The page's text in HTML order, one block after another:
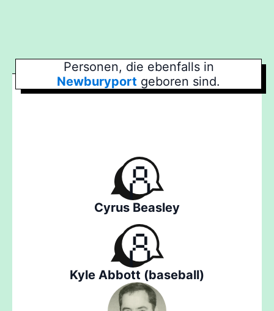
Personen, die ebenfalls in
Newburyport geboren sind.
Cyrus Beasley
Kyle Abbott (baseball)